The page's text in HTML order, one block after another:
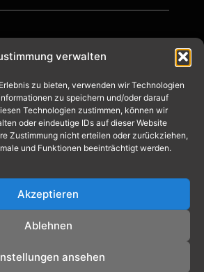
verwalten
zu bieten, verwenden wir Technologien
zu speichern und/oder darauf
Technologien zustimmen, können wir
oder eindeutige IDs auf dieser Website
Zustimmung nicht erteilen oder zurückziehen,
und Funktionen beeinträchtigt werden.
Akzeptieren
Ablehnen
ansehen
info@viscon.de
+49 [0]2845 8069-0
|Datenschutz